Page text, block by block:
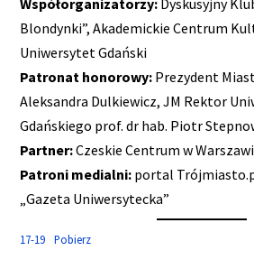
Współorganizatorzy: Dyskusyjny
Blondynki”, Akademickie Centrum
Uniwersytet Gdański
Patronat honorowy: Prezydent
Aleksandra Dulkiewicz, JM Rektor
Gdańskiego prof. dr hab. Piotr
Partner:Czeskie Centrum w
Patroni medialni: portal
„Gazeta Uniwersytecka”
17-19 Pobierz